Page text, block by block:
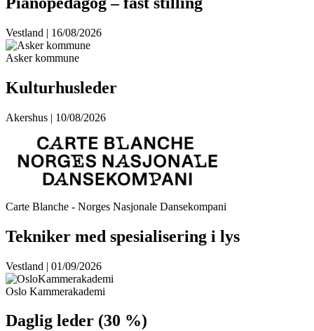
Vestland | 16/08/2026
Asker kommune
Kulturhusleder
Akershus | 10/08/2026
Carte Blanche - Norges Nasjonale Dansekompani
Tekniker med spesialisering i lys
Vestland | 01/09/2026
Oslo Kammerakademi
Daglig leder (30 %)